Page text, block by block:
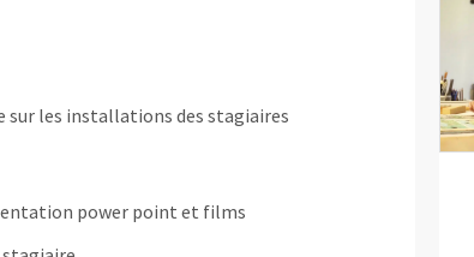
sur les installations des stagiaires
power point et films